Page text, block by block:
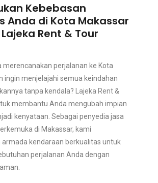
Kebebasan
Anda di Kota Makassar
Rent & Tour
merencanakan perjalanan ke Kota
ingin menjelajahi semua keindahan
tanpa kendala? Lajeka Rent &
membantu Anda mengubah impian
kenyataan. Sebagai penyedia jasa
di Makassar, kami
kendaraan berkualitas untuk
perjalanan Anda dengan